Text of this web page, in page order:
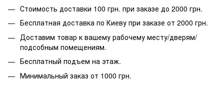
Стоимость доставки 100 грн. при заказе до 2000 грн.
Бесплатная доставка по Киеву при заказе от 2000 грн.
Доставим товар к вашему рабочему месту/дверям/
подсобным помещениям.
Бесплатный подъем на этаж.
Минимальный заказ от 1000 грн.